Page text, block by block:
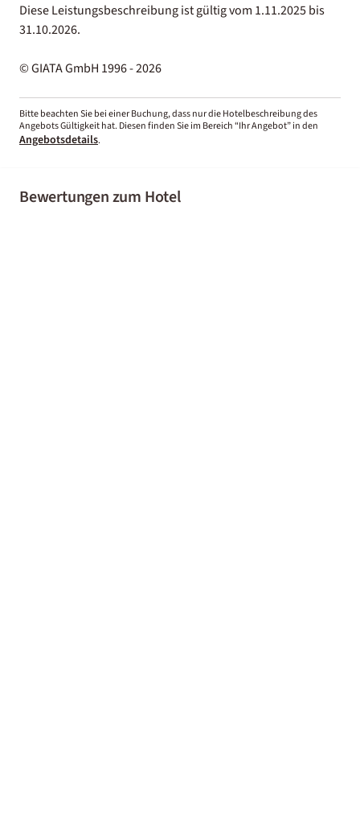
Diese Leistungsbeschreibung ist gültig vom 1.11.2025 bis
31.10.2026.
© GIATA GmbH 1996 - 2026
Bitte beachten Sie bei einer Buchung, dass nur die Hotelbeschreibung des
Angebots Gültigkeit hat. Diesen finden Sie im Bereich “Ihr Angebot” in den
Angebotsdetails.
Bewertungen zum Hotel